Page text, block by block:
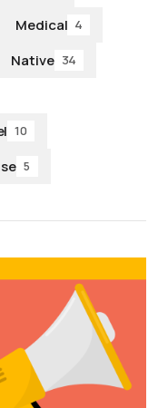
Medical 4
Native 34
10
5